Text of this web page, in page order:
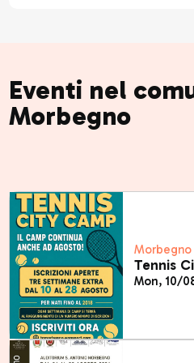
Eventi nel
Morbegno
Morbegno
Tennis
Mon, 10/